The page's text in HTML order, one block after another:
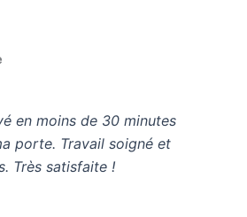
en moins de 30 minutes
porte. Travail soigné et
Très satisfaite !